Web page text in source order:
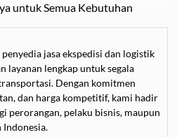
untuk Semua Kebutuhan
jasa ekspedisi dan logistik
layanan lengkap untuk segala
Dengan komitmen
dan harga kompetitif, kami hadir
perorangan, pelaku bisnis, maupun
Indonesia.